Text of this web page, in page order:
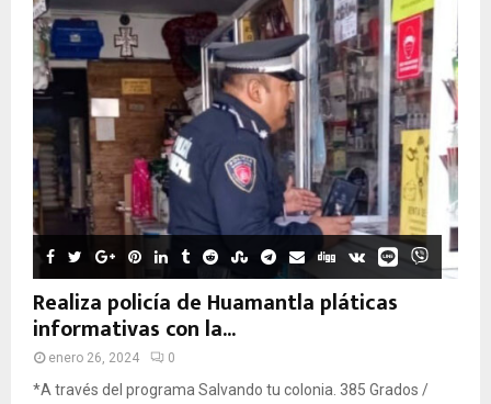
Realiza policía de Huamantla pláticas
informativas con la...
enero 26, 2024 0
*A través del programa Salvando tu colonia. 385 Grados /